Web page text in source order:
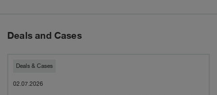
Deals and Cases
Pestalozzi
advised
Deals & Cases
02.07.2026